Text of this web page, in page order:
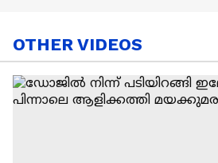
OTHER VIDEOS